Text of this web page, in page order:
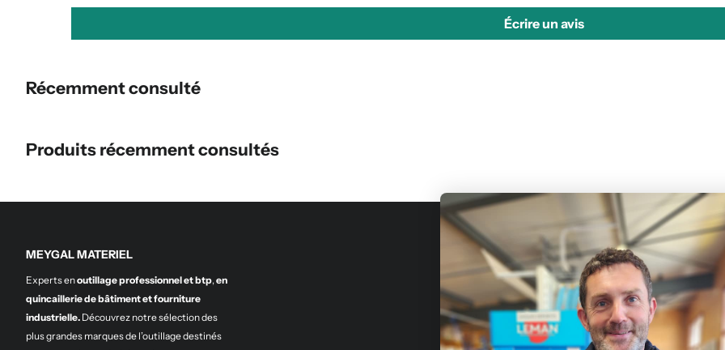
Écrire un avis
Récemment consulté
Produits récemment consultés
MEYGAL MATERIEL
Experts enoutillage professionnel et btp,en
quincaillerie de bâtiment et fourniture
industrielle. Découvrez notre sélection des
plus grandes marques de l’outillage destinés
Qui sommes-nous?
Nous contacter
Fabriquants
de
Julien-
Avis
Adresse
Rue